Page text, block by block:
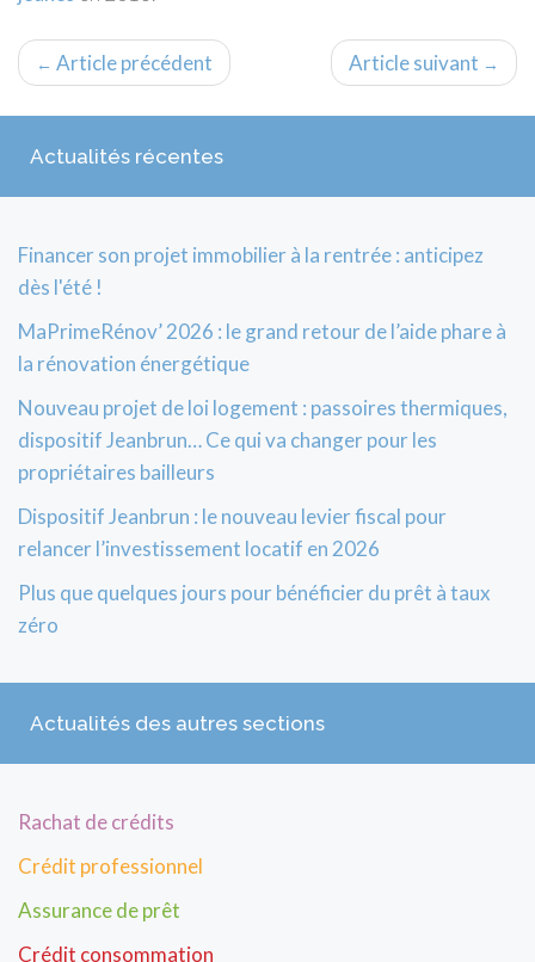
← Article précédent Article suivant →
Actualités récentes
Financer son projet immobilier à la rentrée : anticipez
dès l'été !
MaPrimeRénov’ 2026 : le grand retour de l’aide phare à
la rénovation énergétique
Nouveau projet de loi logement : passoires thermiques,
dispositif Jeanbrun… Ce qui va changer pour les
propriétaires bailleurs
Dispositif Jeanbrun : le nouveau levier fiscal pour
relancer l’investissement locatif en 2026
Plus que quelques jours pour bénéficier du prêt à taux
zéro
Actualités des autres sections
Rachat de crédits
Crédit professionnel
Assurance de prêt
Crédit consommation